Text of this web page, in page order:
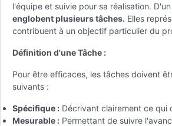
l'équipe et suivie pour sa réalisation.
englobent plusieurs tâches. Elles
contribuent à un objectif particulier du
Définition d'une Tâche :
Pour être efficaces, les tâches doivent
suivants :
Spécifique : Décrivant clairement ce qui
Mesurable : Permettant de suivre